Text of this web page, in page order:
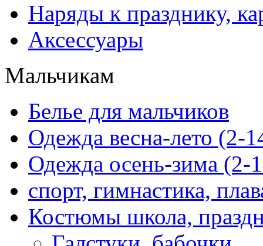
Наряды к празднику,
Аксессуары
Мальчикам
Белье для мальчиков
Одежда весна-лето (2-
Одежда осень-зима (2-
спорт, гимнастика,
Костюмы школа,